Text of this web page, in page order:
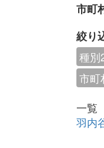
市町
絞り
種別
市町
一覧
羽内